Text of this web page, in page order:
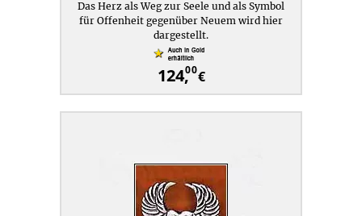
Das Herz als Weg zur Seele und als Symbol
für Offenheit gegenüber Neuem wird hier
dargestellt.
124,00€